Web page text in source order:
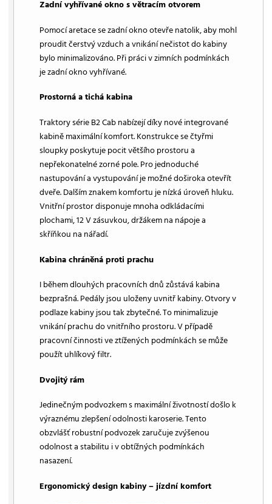
Zadní vyhřívané okno s větracím otvorem
Pomocí aretace se zadní okno otevře natolik, aby mohl
proudit čerstvý vzduch a vnikání nečistot do kabiny
bylo minimalizováno. Při práci v zimních podmínkách
je zadní okno vyhřívané.
Prostorná a tichá kabina
Traktory série B2 Cab nabízejí díky nové integrované
kabině maximální komfort. Konstrukce se čtyřmi
sloupky poskytuje pocit většího prostoru a
nepřekonatelné zorné pole. Pro jednoduché
nastupování a vystupování je možné doširoka otevřít
dveře. Dalším znakem komfortu je nízká úroveň hluku.
Vnitřní prostor disponuje mnoha odkládacími
plochami, 12 V zásuvkou, držákem na nápoje a
skříňkou na nářadí.
Kabina chráněná proti prachu
I během dlouhých pracovních dnů zůstává kabina
bezprašná. Pedály jsou uloženy uvnitř kabiny. Otvory v
podlaze kabiny jsou tak zbytečné. To minimalizuje
vnikání prachu do vnitřního prostoru. V případě
pracovní činnosti ve ztížených podmínkách se může
použít uhlíkový filtr.
Dvojitý rám
Jedinečným podvozkem s maximální životností došlo k
výraznému zlepšení odolnosti karoserie. Tento
obzvlášť robustní podvozek zaručuje zvýšenou
odolnost a stabilitu i v obtížných podmínkách
nasazení.
Ergonomický design kabiny – jízdní komfort